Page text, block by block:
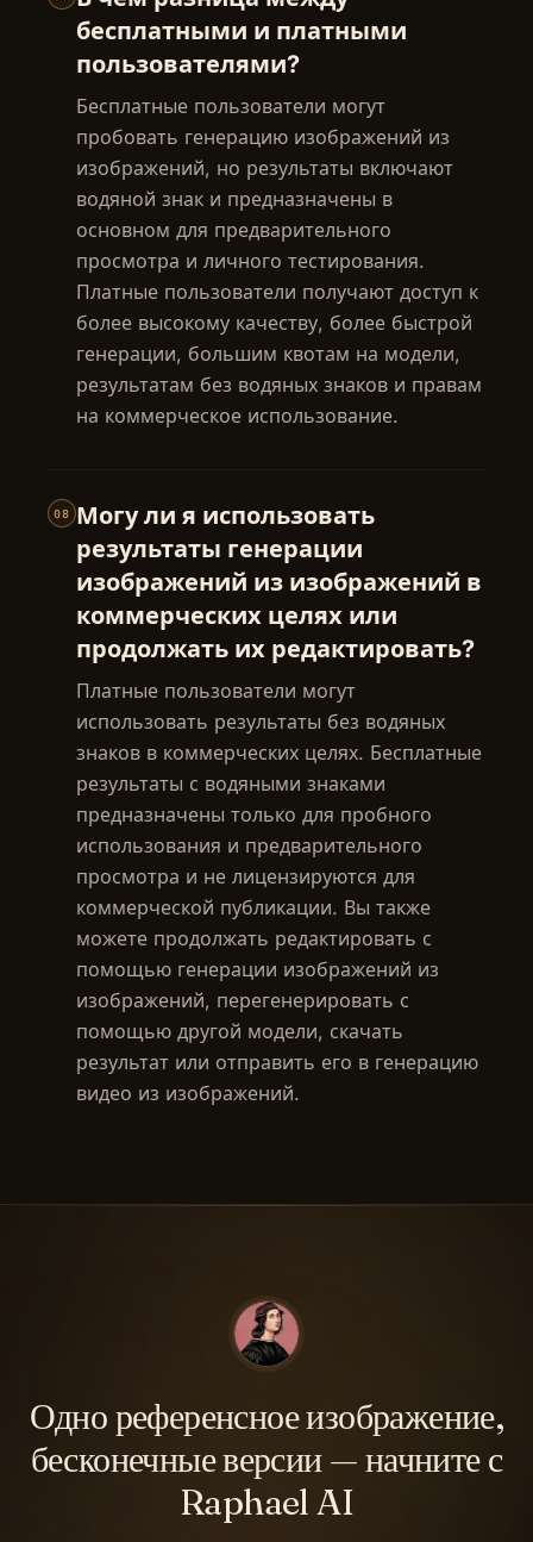
бесплатными и платными
пользователями?
Бесплатные пользователи могут
пробовать генерацию изображений из
изображений, но результаты включают
водяной знак и предназначены в
основном для предварительного
просмотра и личного тестирования.
Платные пользователи получают доступ к
более высокому качеству, более быстрой
генерации, большим квотам на модели,
результатам без водяных знаков и правам
на коммерческое использование.
08
Могу ли я использовать
результаты генерации
изображений из изображений в
коммерческих целях или
продолжать их редактировать?
Платные пользователи могут
использовать результаты без водяных
знаков в коммерческих целях. Бесплатные
результаты с водяными знаками
предназначены только для пробного
использования и предварительного
просмотра и не лицензируются для
коммерческой публикации. Вы также
можете продолжать редактировать с
помощью генерации изображений из
изображений, перегенерировать с
помощью другой модели, скачать
результат или отправить его в генерацию
видео из изображений.
Одно референсное изображение,
бесконечные версии — начните с
Raphael AI